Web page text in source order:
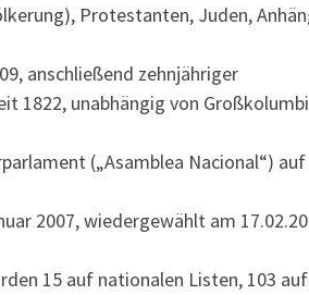
Protestanten, Juden,
anschließend zehnjähriger
1822, unabhängig von
(„Asamblea Nacional“) auf
2007, wiedergewählt am
15 auf nationalen Listen, 103 auf